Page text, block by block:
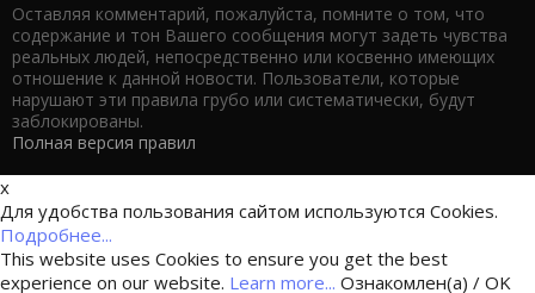
Оставляя комментарий, пожалуйста, помните о том, что
содержание и тон Вашего сообщения могут задеть чувства
реальных людей, непосредственно или косвенно имеющих
отношение к данной новости. Пользователи, которые
нарушают эти правила грубо или систематически, будут
заблокированы.
Полная версия правил
x
Для удобства пользования сайтом используются Cookies.
Подробнее...
This website uses Cookies to ensure you get the best
experience on our website. Learn more... Ознакомлен(а) / OK